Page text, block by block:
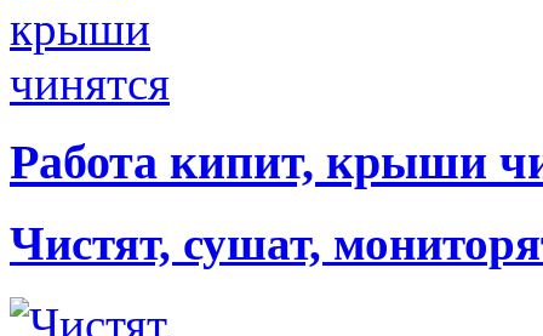
Работа кипит, крыши
Чистят, сушат,